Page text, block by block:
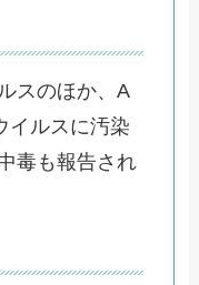
スのほか、A
イルスに汚染
毒も報告され